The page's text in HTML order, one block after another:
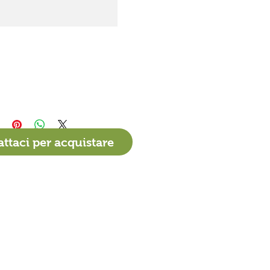
per acquistare